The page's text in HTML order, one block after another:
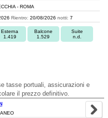
- ROMA
Rientro: 20/08/2026 notti: 7
Esterna
1.419
Balcone
1.529
Suite
n.d.
tasse portuali, assicurazioni e
il prezzo definitivo.